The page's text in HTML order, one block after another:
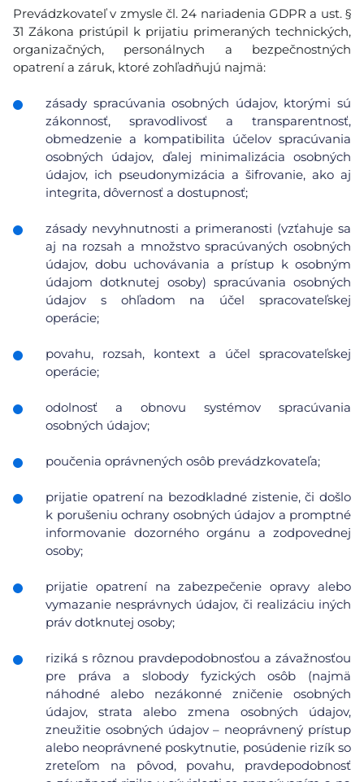
Prevádzkovateľ v zmysle čl. 24 nariadenia GDPR a ust. §
31 Zákona pristúpil k prijatiu primeraných technických,
organizačných, personálnych a bezpečnostných
opatrení a záruk, ktoré zohľadňujú najmä:
zásady spracúvania osobných údajov, ktorými sú
zákonnosť, spravodlivosť a transparentnosť,
obmedzenie a kompatibilita účelov spracúvania
osobných údajov, ďalej minimalizácia osobných
údajov, ich pseudonymizácia a šifrovanie, ako aj
integrita, dôvernosť a dostupnosť;
zásady nevyhnutnosti a primeranosti (vzťahuje sa
aj na rozsah a množstvo spracúvaných osobných
údajov, dobu uchovávania a prístup k osobným
údajom dotknutej osoby) spracúvania osobných
údajov s ohľadom na účel spracovateľskej
operácie;
povahu, rozsah, kontext a účel spracovateľskej
operácie;
odolnosť a obnovu systémov spracúvania
osobných údajov;
poučenia oprávnených osôb prevádzkovateľa;
prijatie opatrení na bezodkladné zistenie, či došlo
k porušeniu ochrany osobných údajov a promptné
informovanie dozorného orgánu a zodpovednej
osoby;
prijatie opatrení na zabezpečenie opravy alebo
vymazanie nesprávnych údajov, či realizáciu iných
práv dotknutej osoby;
riziká s rôznou pravdepodobnosťou a závažnosťou
pre práva a slobody fyzických osôb (najmä
náhodné alebo nezákonné zničenie osobných
údajov, strata alebo zmena osobných údajov,
zneužitie osobných údajov – neoprávnený prístup
alebo neoprávnené poskytnutie, posúdenie rizík so
zreteľom na pôvod, povahu, pravdepodobnosť